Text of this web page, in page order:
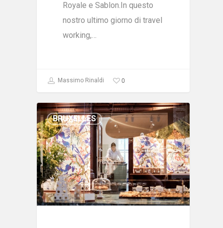
Royale e Sablon.In questo
nostro ultimo giorno di travel
working,…
Massimo Rinaldi 0
BRUXELLES